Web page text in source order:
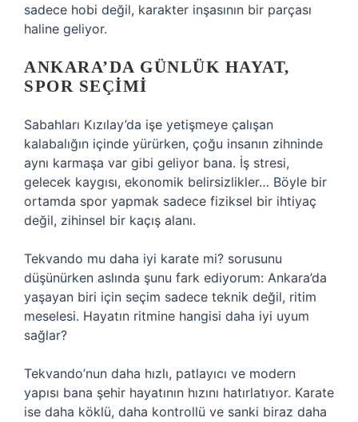
sadece hobi değil, karakter inşasının bir parçası
haline geliyor.
ANKARA’DA GÜNLÜK HAYAT,
SPOR SEÇIMI
Sabahları Kızılay’da işe yetişmeye çalışan
kalabalığın içinde yürürken, çoğu insanın zihninde
aynı karmaşa var gibi geliyor bana. İş stresi,
gelecek kaygısı, ekonomik belirsizlikler… Böyle bir
ortamda spor yapmak sadece fiziksel bir ihtiyaç
değil, zihinsel bir kaçış alanı.
Tekvando mu daha iyi karate mi? sorusunu
düşünürken aslında şunu fark ediyorum: Ankara’da
yaşayan biri için seçim sadece teknik değil, ritim
meselesi. Hayatın ritmine hangisi daha iyi uyum
sağlar?
Tekvando’nun daha hızlı, patlayıcı ve modern
yapısı bana şehir hayatının hızını hatırlatıyor. Karate
ise daha köklü, daha kontrollü ve sanki biraz daha